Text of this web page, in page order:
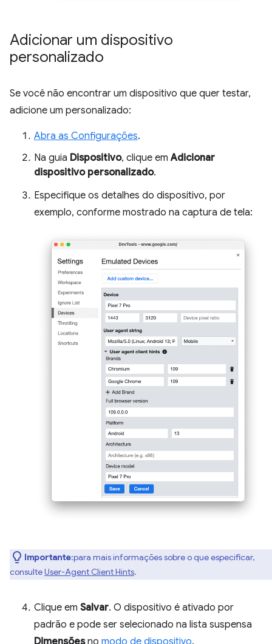
Adicionar um dispositivo
personalizado
Se você não encontrar um dispositivo que quer testar,
adicione um personalizado:
Abra as Configurações.
Na guia Dispositivo, clique emAdicionar
dispositivo personalizado.
Especifique os detalhes do dispositivo, por
exemplo, conforme mostrado na captura de tela:
Importante:para mais informações sobre o que especificar,
consulteUser-Agent Client Hints.
Clique em Salvar. O dispositivo é ativado por
padrão e pode ser selecionado na lista suspensa